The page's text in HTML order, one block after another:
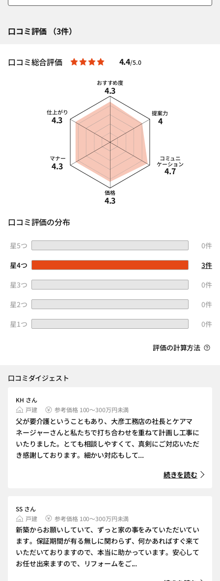
口コミ評価 （3件）
口コミ総合評価 4.4/5.0
おすすめ度
4.3
提案力
4
コミュニ
ケーション
4.7
価格
4.3
マナー
4.3
仕上がり
4.3
口コミ評価の分布
星5つ
0件
星4つ
3件
星3つ
0件
星2つ
0件
星1つ
0件
評価の計算方法
口コミダイジェスト
KH さん
戸建
参考価格 100～300万円未満
父が要介護ということもあり、大彦工務店の社長とケアマ
ネージャーさんと私たちで打ち合わせを重ねて計画し工事に
いたりました。とても相談しやすくて、真剣にご対応いただ
き感謝しております。細かい対応もして...
続きを読む
SS さん
戸建
参考価格 100～300万円未満
新築からお願いしていて、ずっと家の事をみていただいてい
ます。保証期間が有る無しに関わらず、何かあればすぐ来て
いただいておりますので、本当に助かっています。安心して
お任せ出来ますので、リフォームをご...